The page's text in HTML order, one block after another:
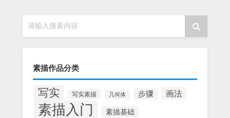
请输入搜索内容
素描作品分类
写实 写实素描 几何体 步骤 画法
素描入门 素描基础